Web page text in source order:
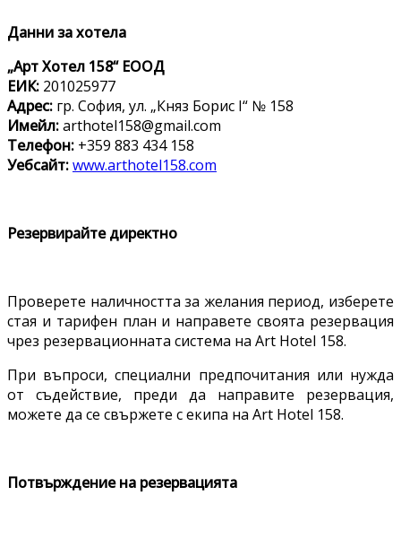
Данни за хотела
„Арт Хотел 158“ ЕООД
ЕИК: 201025977
Адрес: гр. София, ул. „Княз Борис I“ № 158
Имейл:arthotel158@gmail.com
Телефон: +359 883 434 158
Уебсайт:www.arthotel158.com
Резервирайте директно
Проверете наличността за желания период, изберете
стая и тарифен план и направете своята резервация
чрез резервационната система на Art Hotel 158.
При въпроси, специални предпочитания или нужда
от съдействие, преди да направите резервация,
можете да се свържете с екипа на Art Hotel 158.
Потвърждение на резервацията